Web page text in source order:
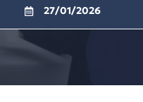
27/01/2026